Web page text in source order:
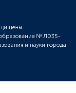
№ Л035-
и науки города